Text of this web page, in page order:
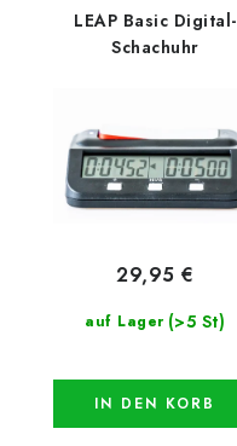
LEAP Basic Digital-
Schachuhr
auf Lager (>5 St)
29,95 €
IN DEN KORB